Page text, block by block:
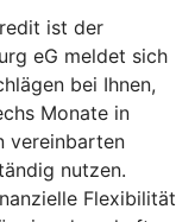
ist der
eG meldet sich
bei Ihnen,
Monate in
vereinbarten
nutzen.
Flexibilität